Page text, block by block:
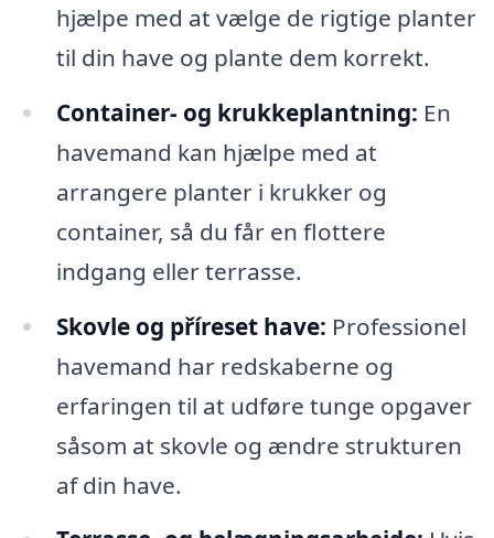
hjælpe med at vælge de rigtige planter
til din have og plante dem korrekt.
Container- og krukkeplantning: En
havemand kan hjælpe med at
arrangere planter i krukker og
container, så du får en flottere
indgang eller terrasse.
Skovle og příreset have: Professionel
havemand har redskaberne og
erfaringen til at udføre tunge opgaver
såsom at skovle og ændre strukturen
af din have.